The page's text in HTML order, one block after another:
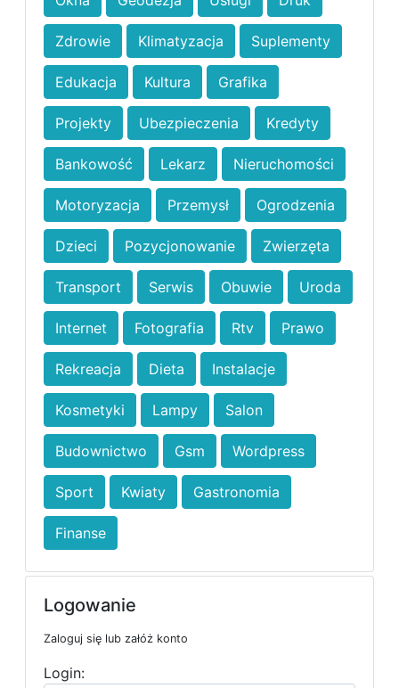
Zdrowie Klimatyzacja Suplementy
Edukacja Kultura Grafika
Projekty Ubezpieczenia Kredyty
Bankowość Lekarz Nieruchomości
Motoryzacja Przemysł Ogrodzenia
Dzieci Pozycjonowanie Zwierzęta
Transport Serwis Obuwie Uroda
Internet Fotografia Rtv Prawo
Rekreacja Dieta Instalacje
Kosmetyki Lampy Salon
Budownictwo Gsm Wordpress
Sport Kwiaty Gastronomia
Finanse
Logowanie
Zaloguj się lub załóż konto
Login: